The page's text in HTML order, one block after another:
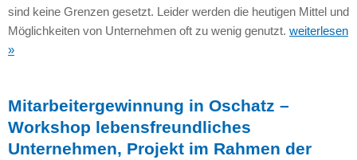
sind keine Grenzen gesetzt. Leider werden die heutigen Mittel und
Möglichkeiten von Unternehmen oft zu wenig genutzt. weiterlesen
»
Mitarbeitergewinnung in Oschatz –
Workshop lebensfreundliches
Unternehmen, Projekt im Rahmen der